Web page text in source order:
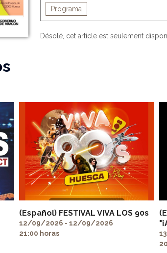
Programa
Désolé, cet article est seulement
(Español) FESTIVAL VIVA LOS 90s
12/09/2026 - 12/09/2026
21:00 horas